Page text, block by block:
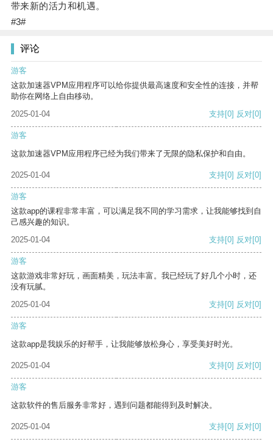
带来新的活力和机遇。
#3#
评论
游客
这款加速器VPM应用程序可以给你提供最高速度和安全性的连接，并帮
助你在网络上自由移动。
2025-01-04
支持[0] 反对[0]
游客
这款加速器VPM应用程序已经为我们带来了无限的隐私保护和自由。
2025-01-04 支持[0] 反对[0]
游客
这款app的课程非常丰富，可以满足我不同的学习需求，让我能够找到自
己感兴趣的知识。
2025-01-04
支持[0] 反对[0]
游客
这款游戏非常好玩，画面精美，玩法丰富。我已经玩了好几个小时，还
没有玩腻。
2025-01-04
支持[0] 反对[0]
游客
这款app是我娱乐的好帮手，让我能够放松身心，享受美好时光。
2025-01-04 支持[0] 反对[0]
游客
这款软件的售后服务非常好，遇到问题都能得到及时解决。
2025-01-04 支持[0] 反对[0]